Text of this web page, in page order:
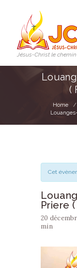
Jésus-Christ le chemin
(
Home
Cet
Priere
20
min